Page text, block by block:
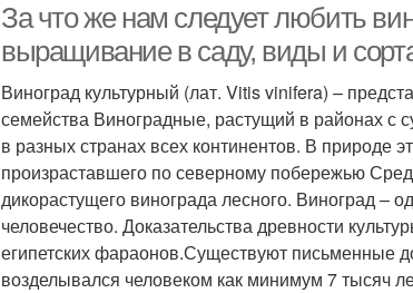
За что же нам следует любить
выращивание в саду, виды и
Виноград культурный (лат. Vitis vinifera) –
семейства Виноградные, растущий в районах с
в разных странах всех континентов. В природе
произраставшего по северному побережью
дикорастущего винограда лесного. Виноград –
человечество. Доказательства древности
египетских фараонов.Существуют письменные
возделывался человеком как минимум 7 тысяч